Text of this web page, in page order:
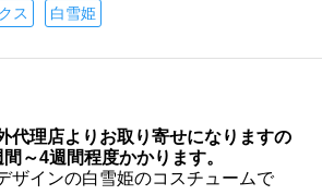
ス 白雪姫
代理店よりお取り寄せになりますの
～4週間程度かかります。
ザインの白雪姫のコスチュームで